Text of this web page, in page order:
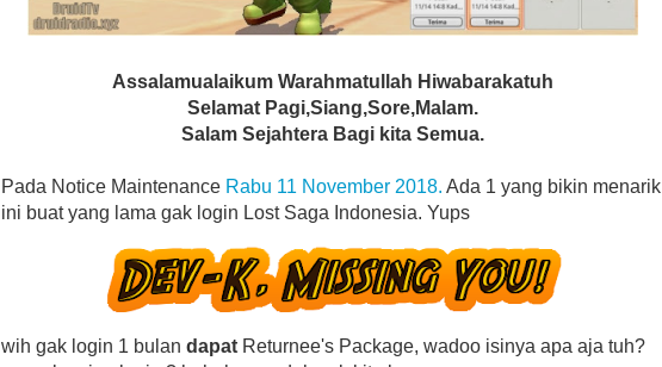
Assalamualaikum Warahmatullah Hiwabarakatuh
Selamat Pagi,Siang,Sore,Malam.
Salam Sejahtera Bagi kita Semua.
Pada Notice Maintenance Rabu 11 November 2018. Ada 1 yang bikin menarik
ini buat yang lama gak login Lost Saga Indonesia. Yups
wih gak login 1 bulan dapat Returnee's Package, wadoo isinya apa aja tuh?